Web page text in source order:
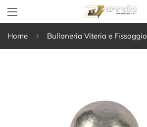
Home Bulloneria Viteria e Fissaggio